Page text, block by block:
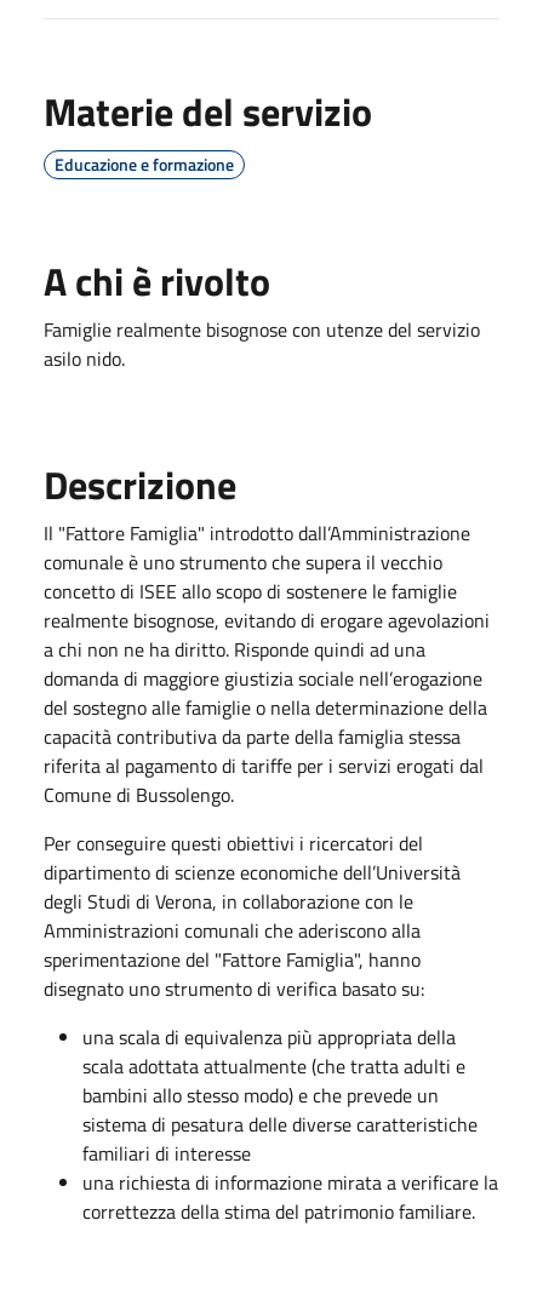
Materie del servizio
Educazione e formazione
A chi è rivolto
Famiglie realmente bisognose con utenze del servizio
asilo nido.
Descrizione
Il "Fattore Famiglia" introdotto dall’Amministrazione
comunale è uno strumento che supera il vecchio
concetto di ISEE allo scopo di sostenere le famiglie
realmente bisognose, evitando di erogare agevolazioni
a chi non ne ha diritto. Risponde quindi ad una
domanda di maggiore giustizia sociale nell’erogazione
del sostegno alle famiglie o nella determinazione della
capacità contributiva da parte della famiglia stessa
riferita al pagamento di tariffe per i servizi erogati dal
Comune di Bussolengo.
Per conseguire questi obiettivi i ricercatori del
dipartimento di scienze economiche dell’Università
degli Studi di Verona, in collaborazione con le
Amministrazioni comunali che aderiscono alla
sperimentazione del "Fattore Famiglia", hanno
disegnato uno strumento di verifica basato su:
una scala di equivalenza più appropriata della
scala adottata attualmente (che tratta adulti e
bambini allo stesso modo) e che prevede un
sistema di pesatura delle diverse caratteristiche
familiari di interesse
una richiesta di informazione mirata a verificare la
correttezza della stima del patrimonio familiare.